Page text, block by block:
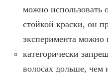
можно использовать
стойкой краски, он
эксперимента можно
категорически
волосах дольше, чем